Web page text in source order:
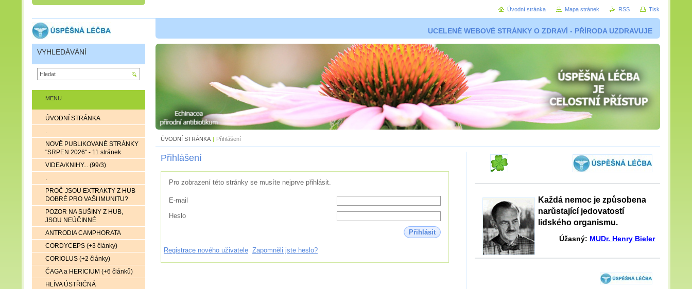
UCELENÉ WEBOVÉ STRÁNKY O ZDRAVÍ - PŘÍRODA UZDRAVUJE
ÚVODNÍ STRÁNKA | Přihlášení
Přihlášení
Pro zobrazení této stránky se musíte nejprve přihlásit.
E-mail
Heslo
Přihlásit
Registrace nového uživatele Zapomněli jste heslo?
Každá nemoc je způsobena
narůstající jedovatostí
lidského organismu.
Úžasný: MUDr. Henry Bieler
MENU
ÚVODNÍ STRÁNKA
.
NOVĚ PUBLIKOVANÉ STRÁNKY
"SRPEN 2026" - 11 stránek
VIDEA/KNIHY... (99/3)
.
PROČ JSOU EXTRAKTY Z HUB
DOBRÉ PRO VAŠI IMUNITU?
POZOR NA SUŠINY Z HUB,
JSOU NEÚČINNÉ
ANTRODIA CAMPHORATA
CORDYCEPS (+3 články)
CORIOLUS (+2 články)
ČAGA a HERICIUM (+6 článků)
HLÍVA ÚSTŘIČNÁ
VYHLEDÁVÁNÍ
Úvodní stránka Mapa stránek RSS Tisk